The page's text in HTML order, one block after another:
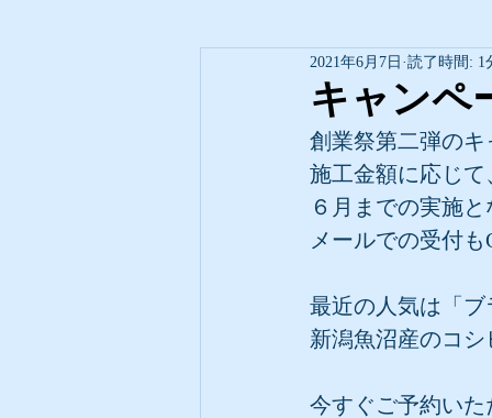
キャンペ
2021年6月7日 読了時間: 1
創業祭第二弾の
施工金額に応じ
６月までの実施
メールでの受付
最近の人気は「
新潟魚沼産のコ
今すぐご予約い